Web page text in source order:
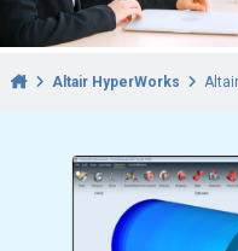
Altair HyperWorks